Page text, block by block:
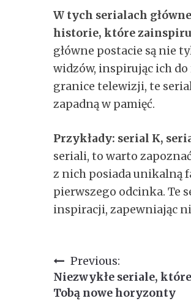
W tych serialach
historie, które
główne postacie są nie
widzów, inspirując ich do
granice telewizji, te
zapadną w pamięć.
Przykłady: serial K,
seriali, to warto
z nich posiada unikalną
pierwszego odcinka. Te
inspiracji, zapewniając
Nawigacja
wpisu
Previous:
Niezwykłe seriale,
Tobą nowe horyzonty